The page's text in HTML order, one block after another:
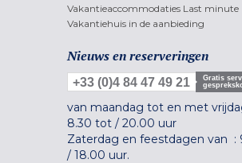
Vakantieaccommodaties Last minute
Vakantiehuis in de aanbieding
Nieuws en reserveringen
+33 (0)4 84 47 49 21
Gratis
van maandag tot en met
8.30 tot / 20.00 uur
Zaterdag en feestdagen van :
/ 18.00 uur.